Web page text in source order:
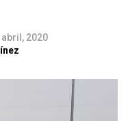
abril, 2020